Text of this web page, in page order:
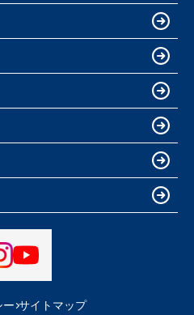
ー サイトマップ